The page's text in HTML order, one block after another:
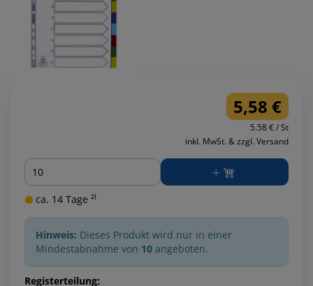
5,58 €
5.58 € / St
inkl. MwSt. & zzgl. Versand
Menge
ca. 14 Tage ²⁾
Hinweis: Dieses Produkt wird nur in einer
Mindestabnahme von 10 angeboten.
Registerteilung: